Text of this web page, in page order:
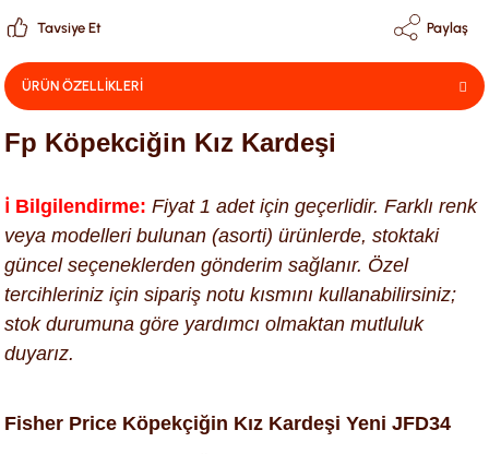
Tavsiye Et Paylaş
ÜRÜN ÖZELLİKLERİ
Fp Köpekciğin Kız Kardeşi
ℹ️ Bilgilendirme: Fiyat 1 adet için geçerlidir. Farklı renk
veya modelleri bulunan (asorti) ürünlerde, stoktaki
güncel seçeneklerden gönderim sağlanır. Özel
tercihleriniz için sipariş notu kısmını kullanabilirsiniz;
stok durumuna göre yardımcı olmaktan mutluluk
duyarız.
Fisher Price Köpekçiğin Kız Kardeşi Yeni JFD34